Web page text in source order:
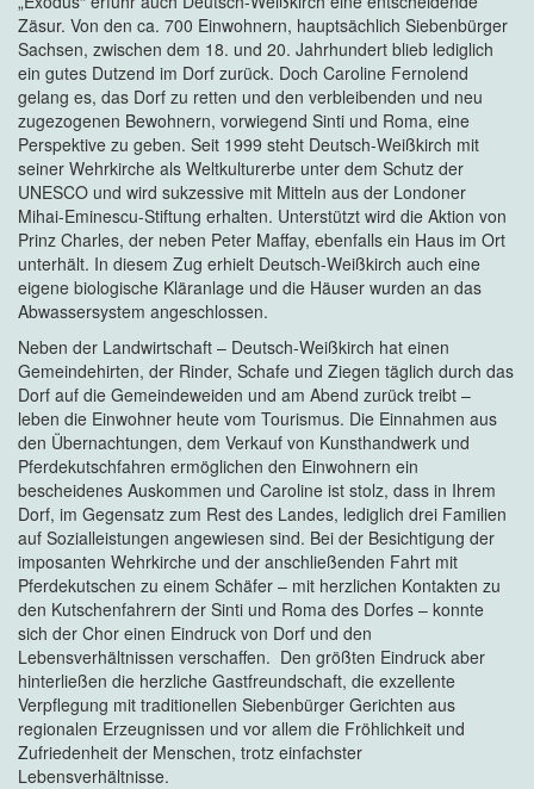
Zäsur. Von den ca. 700 Einwohnern, hauptsächlich Siebenbürger
Sachsen, zwischen dem 18. und 20. Jahrhundert blieb lediglich
ein gutes Dutzend im Dorf zurück. Doch Caroline Fernolend
gelang es, das Dorf zu retten und den verbleibenden und neu
zugezogenen Bewohnern, vorwiegend Sinti und Roma, eine
Perspektive zu geben. Seit 1999 steht Deutsch-Weißkirch mit
seiner Wehrkirche als Weltkulturerbe unter dem Schutz der
UNESCO und wird sukzessive mit Mitteln aus der Londoner
Mihai-Eminescu-Stiftung erhalten. Unterstützt wird die Aktion von
Prinz Charles, der neben Peter Maffay, ebenfalls ein Haus im Ort
unterhält. In diesem Zug erhielt Deutsch-Weißkirch auch eine
eigene biologische Kläranlage und die Häuser wurden an das
Abwassersystem angeschlossen.
Neben der Landwirtschaft – Deutsch-Weißkirch hat einen
Gemeindehirten, der Rinder, Schafe und Ziegen täglich durch das
Dorf auf die Gemeindeweiden und am Abend zurück treibt –
leben die Einwohner heute vom Tourismus. Die Einnahmen aus
den Übernachtungen, dem Verkauf von Kunsthandwerk und
Pferdekutschfahren ermöglichen den Einwohnern ein
bescheidenes Auskommen und Caroline ist stolz, dass in Ihrem
Dorf, im Gegensatz zum Rest des Landes, lediglich drei Familien
auf Sozialleistungen angewiesen sind. Bei der Besichtigung der
imposanten Wehrkirche und der anschließenden Fahrt mit
Pferdekutschen zu einem Schäfer – mit herzlichen Kontakten zu
den Kutschenfahrern der Sinti und Roma des Dorfes – konnte
sich der Chor einen Eindruck von Dorf und den
Lebensverhältnissen verschaffen. Den größten Eindruck aber
hinterließen die herzliche Gastfreundschaft, die exzellente
Verpflegung mit traditionellen Siebenbürger Gerichten aus
regionalen Erzeugnissen und vor allem die Fröhlichkeit und
Zufriedenheit der Menschen, trotz einfachster
Lebensverhältnisse.